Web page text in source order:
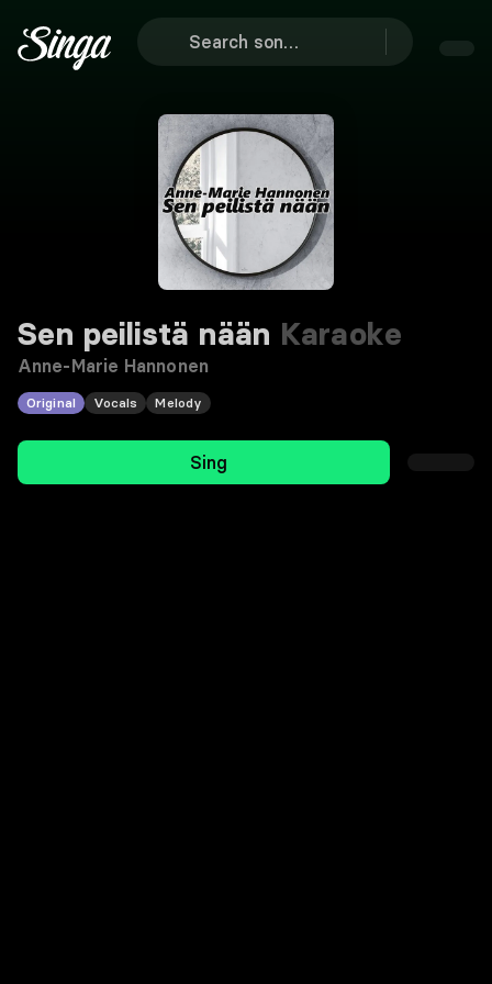
Sen peilistä nään Karaoke
Anne-Marie Hannonen
Original Vocals Melody
Sing